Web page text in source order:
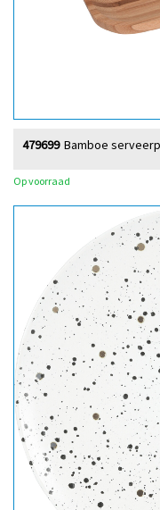
Bamboe
479699
Op voorraad